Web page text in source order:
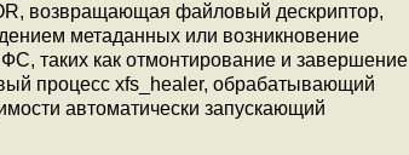
возвращающая файловый дескриптор,
метаданных или возникновение
таких как отмонтирование и завершение
процесс xfs_healer, обрабатывающий
автоматически запускающий